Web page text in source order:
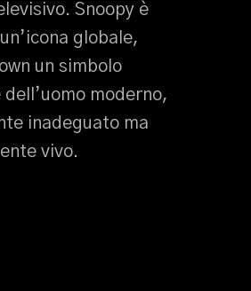
Snoopy è
globale,
un simbolo
moderno,
inadeguato ma
vivo.